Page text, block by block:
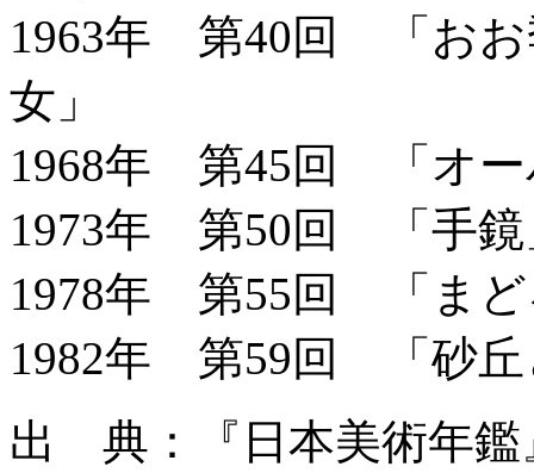
1963年 第40回 「おお
女」
1968年 第45回 「オー
1973年 第50回 「手鏡
1978年 第55回 「まど
1982年 第59回 「砂丘
出 典：『日本美術年鑑